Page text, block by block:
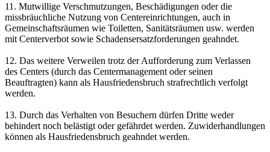
11. Mutwillige Verschmutzungen, Beschädigungen oder die
missbräuchliche Nutzung von Centereinrichtungen, auch in
Gemeinschaftsräumen wie Toiletten, Sanitätsräumen usw. werden
mit Centerverbot sowie Schadensersatzforderungen geahndet.
12. Das weitere Verweilen trotz der Aufforderung zum Verlassen
des Centers (durch das Centermanagement oder seinen
Beauftragten) kann als Hausfriedensbruch strafrechtlich verfolgt
werden.
13. Durch das Verhalten von Besuchern dürfen Dritte weder
behindert noch belästigt oder gefährdet werden. Zuwiderhandlungen
können als Hausfriedensbruch geahndet werden.